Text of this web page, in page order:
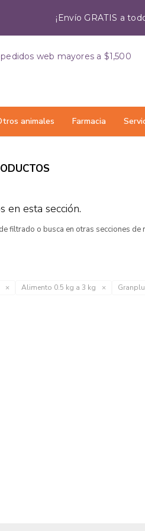
¡Envío GRATIS a
animales Farmacia
web mayores a $1,500
en esta sección.
filtrado o busca en otras secciones de
Alimento 0.5 kg a 3 kg